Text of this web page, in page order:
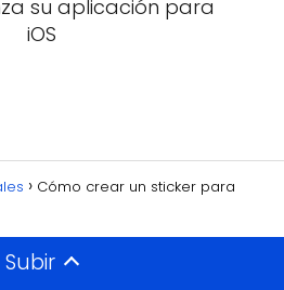
su aplicación para
iOS
Cómo crear un sticker para
Subir